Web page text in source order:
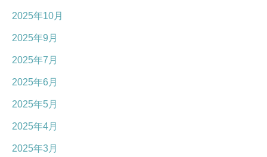
2025年10月
2025年9月
2025年7月
2025年6月
2025年5月
2025年4月
2025年3月